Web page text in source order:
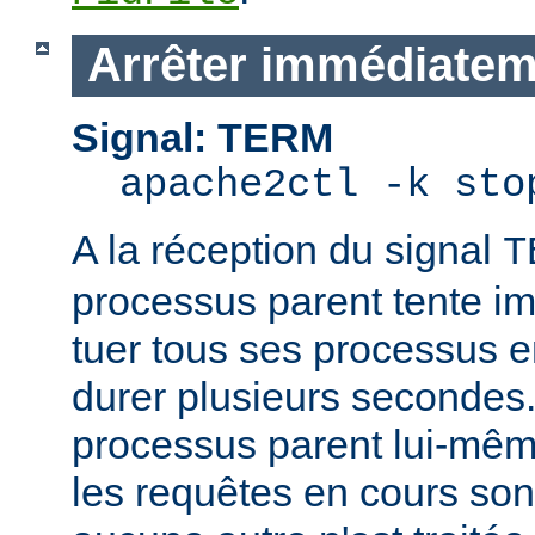
Arrêter
Signal: TERM
apache2ctl -k
A la réception du signal
processus parent tente
tuer tous ses processus
durer plusieurs
processus parent lui-
les requêtes en cours